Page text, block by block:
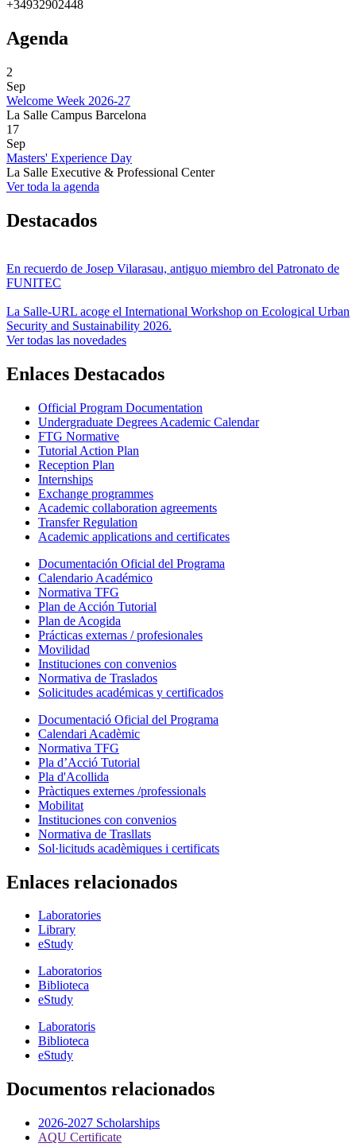
+34932902448
Agenda
2
Sep
Welcome Week 2026-27
La Salle Campus Barcelona
17
Sep
Masters' Experience Day
La Salle Executive & Professional Center
Ver toda la agenda
Destacados
En recuerdo de Josep Vilarasau, antiguo miembro del Patronato de
FUNITEC
La Salle-URL acoge el International Workshop on Ecological Urban
Security and Sustainability 2026.
Ver todas las novedades
Enlaces Destacados
Official Program Documentation
Undergraduate Degrees Academic Calendar
FTG Normative
Tutorial Action Plan
Reception Plan
Internships
Exchange programmes
Academic collaboration agreements
Transfer Regulation
Academic applications and certificates
Documentación Oficial del Programa
Calendario Académico
Normativa TFG
Plan de Acción Tutorial
Plan de Acogida
Prácticas externas / profesionales
Movilidad
Instituciones con convenios
Normativa de Traslados
Solicitudes académicas y certificados
Documentació Oficial del Programa
Calendari Acadèmic
Normativa TFG
Pla d’Acció Tutorial
Pla d'Acollida
Pràctiques externes /professionals
Mobilitat
Instituciones con convenios
Normativa de Trasllats
Sol·licituds acadèmiques i certificats
Enlaces relacionados
Laboratories
Library
eStudy
Laboratorios
Biblioteca
eStudy
Laboratoris
Biblioteca
eStudy
Documentos relacionados
2026-2027 Scholarships
AQU Certificate